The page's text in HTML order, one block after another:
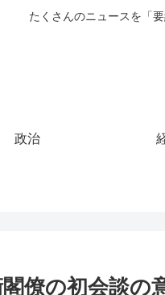
たくさんのニュースを「
政治
僚の初会談の